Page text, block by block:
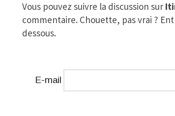
Vous pouvez suivre la discussion sur
commentaire. Chouette, pas vrai ?
dessous.
E-mail